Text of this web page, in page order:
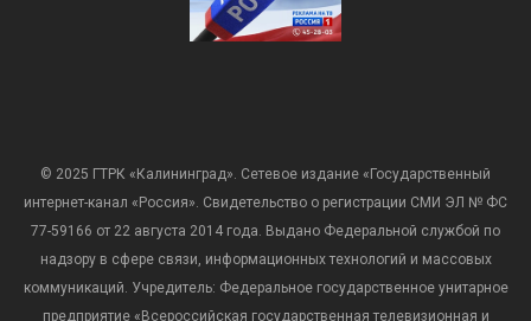
© 2025 ГТРК «Калининград». Сетевое издание «Государственный
интернет-канал «Россия». Свидетельство о регистрации СМИ ЭЛ № ФС
77-59166 от 22 августа 2014 года. Выдано Федеральной службой по
надзору в сфере связи, информационных технологий и массовых
коммуникаций. Учредитель: Федеральное государственное унитарное
предприятие «Всероссийская государственная телевизионная и